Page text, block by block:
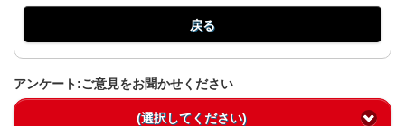
戻る
アンケート:ご意見をお聞かせください
(選択してください)